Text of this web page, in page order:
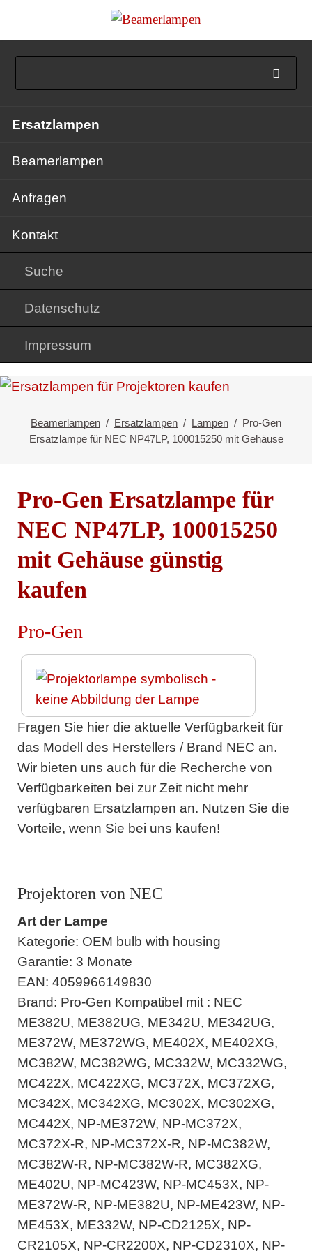
überspringen
Ersatzlampen
Beamerlampen
Anfragen
Kontakt
Suche
Datenschutz
Impressum
Beamerlampen Ersatzlampen Lampen
Pro-Gen
Ersatzlampe für NEC NP47LP, 100015250 mit Gehäuse
Pro-Gen Ersatzlampe für
NEC NP47LP, 100015250
mit Gehäuse günstig
kaufen
Pro-Gen
Fragen Sie hier die aktuelle Verfügbarkeit für
das Modell des Herstellers / Brand NEC an.
Wir bieten uns auch für die Recherche von
Verfügbarkeiten bei zur Zeit nicht mehr
verfügbaren Ersatzlampen an. Nutzen Sie die
Vorteile, wenn Sie bei uns kaufen!
Projektoren von NEC
Art der Lampe
Kategorie: OEM bulb with housing
Garantie: 3 Monate
EAN: 4059966149830
Brand: Pro-Gen Kompatibel mit : NEC
ME382U, ME382UG, ME342U, ME342UG,
ME372W, ME372WG, ME402X, ME402XG,
MC382W, MC382WG, MC332W, MC332WG,
MC422X, MC422XG, MC372X, MC372XG,
MC342X, MC342XG, MC302X, MC302XG,
MC442X, NP-ME372W, NP-MC372X,
MC372X-R, NP-MC372X-R, NP-MC382W,
MC382W-R, NP-MC382W-R, MC382XG,
ME402U, NP-MC423W, NP-MC453X, NP-
ME372W-R, NP-ME382U, NP-ME423W, NP-
ME453X, ME332W, NP-CD2125X, NP-
CR2105X, NP-CR2200X, NP-CD2310X, NP-